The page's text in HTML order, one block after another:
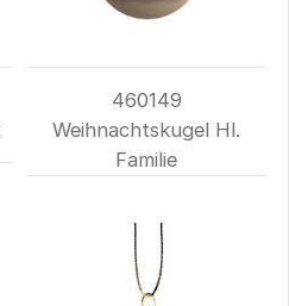
460149
Weihnachtskugel Hl.
Familie